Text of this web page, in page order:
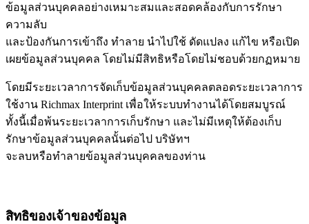
ข้อมูลส่วนบุคคลอย่างเหมาะสมและสอดคล้องกับการรักษา
ความลับ
และป้องกันการเข้าถึง ทำลาย นำไปใช้ ดัดแปลง แก้ไข หรือเปิด
เผยข้อมูลส่วนบุคคล โดยไม่มีสิทธิหรือโดยไม่ชอบด้วยกฏหมาย
โดยมีระยะเวลาการจัดเก็บข้อมูลส่วนบุคคลตลอดระยะเวลาการ
ใช้งาน Richmax Interprint เพื่อให้ระบบทำงานได้โดยสมบูรณ์
ทั้งนี้เมื่อพ้นระยะเวลาการเก็บรักษา และไม่มีเหตุให้ต้องเก็บ
รักษาข้อมูลส่วนบุคคลนั้นต่อไป บริษัทฯ
จะลบหรือทำลายข้อมูลส่วนบุคคลของท่าน
สิทธิของเจ้าของข้อมูล